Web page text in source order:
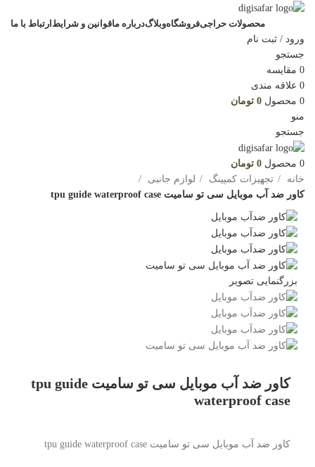
محصولات حراجیفروشگاهوبلاگدرباره ماقوانین و شرایط ارتباط با ما
ورود / ثبت نام
جستجو
0 مقایسه
0 علاقه مندی
0 محصول 0 تومان
منو
جستجو
0 محصول 0 تومان
خانه
تجهیزات کمپینگ
لوازم جانبی
کاور ضد آب موبایل سی تو سامیت tpu guide waterproof case
بزرگنمایی تصویر
کاور ضد آب موبایل سی تو سامیت tpu guide
waterproof case
کاور ضد آب موبایل سی تو سامیت tpu guide waterproof case